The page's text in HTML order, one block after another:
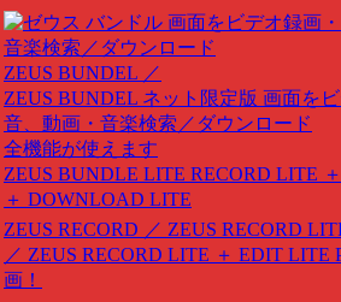
ZEUS BUNDEL ／
ZEUS BUNDEL ネット限定版 画面を
音、動画・音楽検索／ダウンロード
全機能が使えます
ZEUS BUNDLE LITE RECORD LITE
＋ DOWNLOAD LITE
ZEUS RECORD ／ ZEUS RECORD
／ ZEUS RECORD LITE ＋ EDIT LITE
画！